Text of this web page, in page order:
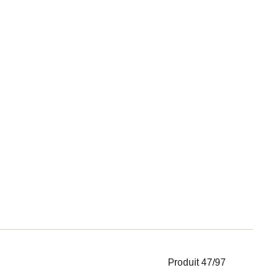
Produit 47/97